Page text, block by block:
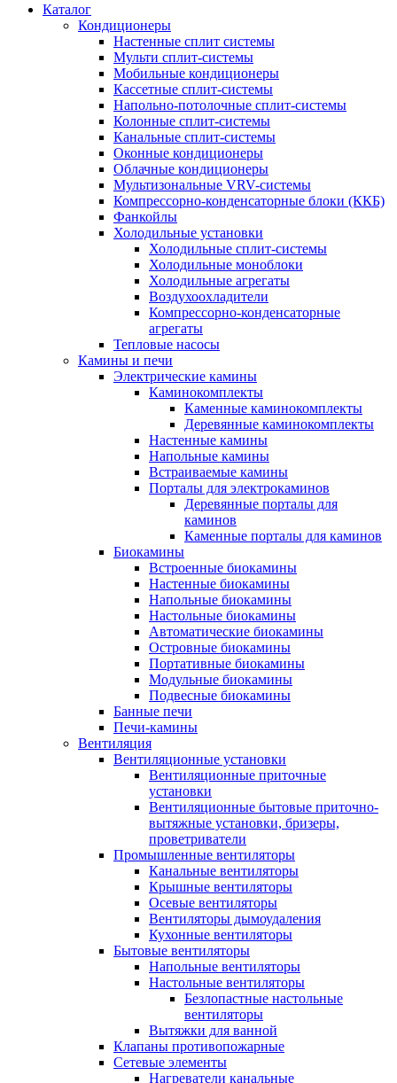
Каталог
Кондиционеры
Настенные сплит системы
Мульти сплит-системы
Мобильные кондиционеры
Кассетные сплит-системы
Напольно-потолочные сплит-системы
Колонные сплит-системы
Канальные сплит-системы
Оконные кондиционеры
Облачные кондиционеры
Мультизональные VRV-системы
Компрессорно-конденсаторные блоки (ККБ)
Фанкойлы
Холодильные установки
Холодильные сплит-системы
Холодильные моноблоки
Холодильные агрегаты
Воздухоохладители
Компрессорно-конденсаторные
агрегаты
Тепловые насосы
Камины и печи
Электрические камины
Каминокомплекты
Каменные каминокомплекты
Деревянные каминокомплекты
Настенные камины
Напольные камины
Встраиваемые камины
Порталы для электрокаминов
Деревянные порталы для
каминов
Каменные порталы для каминов
Биокамины
Встроенные биокамины
Настенные биокамины
Напольные биокамины
Настольные биокамины
Автоматические биокамины
Островные биокамины
Портативные биокамины
Модульные биокамины
Подвесные биокамины
Банные печи
Печи-камины
Вентиляция
Вентиляционные установки
Вентиляционные приточные
установки
Вентиляционные бытовые приточно-
вытяжные установки, бризеры,
проветриватели
Промышленные вентиляторы
Канальные вентиляторы
Крышные вентиляторы
Осевые вентиляторы
Вентиляторы дымоудаления
Кухонные вентиляторы
Бытовые вентиляторы
Напольные вентиляторы
Настольные вентиляторы
Безлопастные настольные
вентиляторы
Вытяжки для ванной
Клапаны противопожарные
Сетевые элементы
Нагреватели канальные